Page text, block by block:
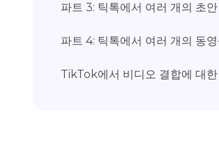
파트 3: 틱톡에서 여러 개의 초
파트 4: 틱톡에서 여러 개의 동
TikTok에서 비디오 결합에 대